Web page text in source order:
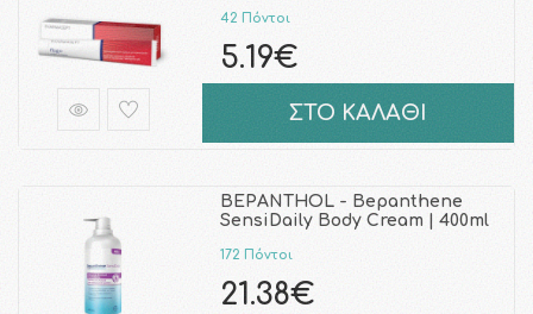
42 Πόντοι
5.19€
ΣΤΟ ΚΑΛΑΘΙ
BEPANTHOL - Bepanthene
SensiDaily Body Cream | 400ml
172 Πόντοι
21.38€